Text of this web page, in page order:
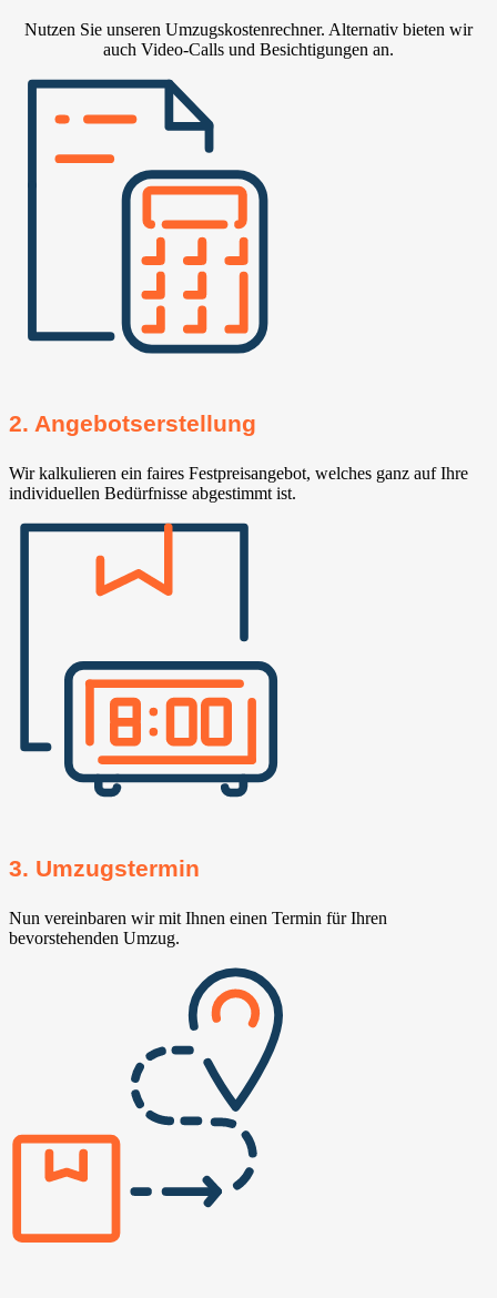
Nutzen Sie unseren Umzugskostenrechner. Alternativ bieten wir
auch Video-Calls und Besichtigungen an.
2. Angebotserstellung
Wir kalkulieren ein faires Festpreisangebot, welches ganz auf Ihre
individuellen Bedürfnisse abgestimmt ist.
3. Umzugstermin
Nun vereinbaren wir mit Ihnen einen Termin für Ihren
bevorstehenden Umzug.